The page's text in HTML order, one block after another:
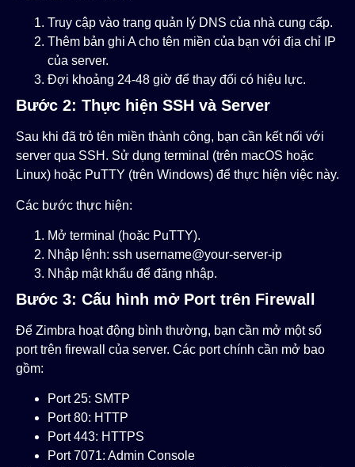
Truy cập vào trang quản lý DNS của nhà cung cấp.
Thêm bản ghi A cho tên miền của bạn với địa chỉ IP
của server.
Đợi khoảng 24-48 giờ để thay đổi có hiệu lực.
Bước 2: Thực hiện SSH và Server
Sau khi đã trỏ tên miền thành công, bạn cần kết nối với
server qua SSH. Sử dụng terminal (trên macOS hoặc
Linux) hoặc PuTTY (trên Windows) để thực hiện việc này.
Các bước thực hiện:
Mở terminal (hoặc PuTTY).
Nhập lệnh: ssh username@your-server-ip
Nhập mật khẩu để đăng nhập.
Bước 3: Cấu hình mở Port trên Firewall
Để Zimbra hoạt động bình thường, bạn cần mở một số
port trên firewall của server. Các port chính cần mở bao
gồm:
Port 25: SMTP
Port 80: HTTP
Port 443: HTTPS
Port 7071: Admin Console